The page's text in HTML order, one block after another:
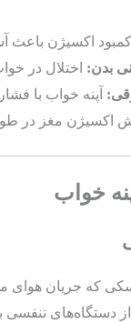
کمبود اکسیژن باعث
بدن: اختلال در
آپنه خواب با
اکسیژن مغز در طول
خواب
که جریان هوای
دستگاه‌های